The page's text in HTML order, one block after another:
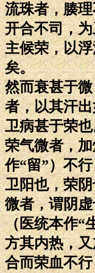
流珠者，腠
开合不司，
主候荣，以
矣。
然而衰甚于
者，以其汗
卫病甚于荣
荣气微者，
作“留”）不
卫阳也，荣
微者，谓阴
（医统本作“
方其内热，
合而荣血不